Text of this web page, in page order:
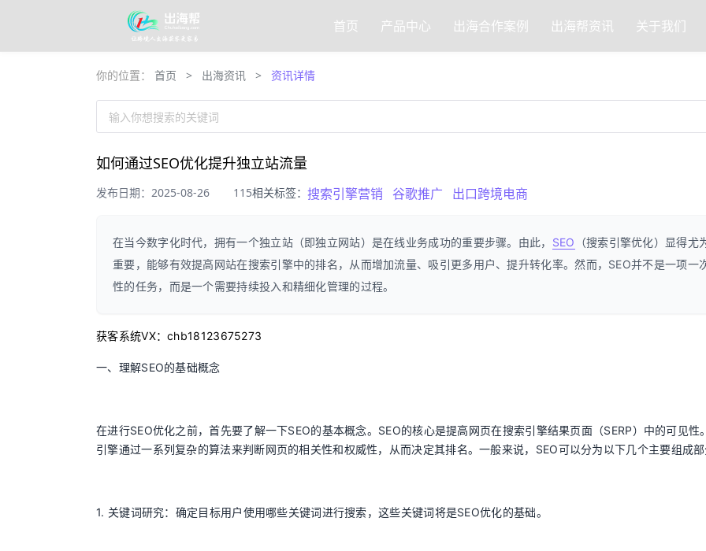
首页 产品中心 出海合作案例 出海帮资讯 关于我们
你的位置： 首页 > 出海资讯 > 资讯详情
输入你想搜索的关键词
如何通过SEO优化提升独立站流量
发布日期：2025-08-26 115相关标签： 搜索引擎营销 谷歌推广 出口跨境电商
在当今数字化时代，拥有一个独立站（即独立网站）是在线业务成功的重要步骤。由此， SEO （搜索引擎优化）显得尤
重要，能够有效提高网站在搜索引擎中的排名，从而增加流量、吸引更多用户、提升转化率。然而，SEO并不是一项一
性的任务，而是一个需要持续投入和精细化管理的过程。
获客系统VX：chb18123675273
一、理解SEO的基础概念
在进行SEO优化之前，首先要了解一下SEO的基本概念。SEO的核心是提高网页在搜索引擎结果页面（SERP）中的可见性
引擎通过一系列复杂的算法来判断网页的相关性和权威性，从而决定其排名。一般来说，SEO可以分为以下几个主要组成
1. 关键词研究：确定目标用户使用哪些关键词进行搜索，这些关键词将是SEO优化的基础。